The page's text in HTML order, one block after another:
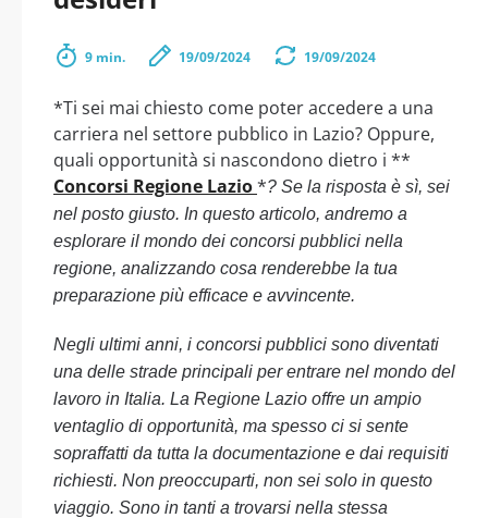
9 min. 19/09/2024 19/09/2024
*Ti sei mai chiesto come poter accedere a una
carriera nel settore pubblico in Lazio? Oppure,
quali opportunità si nascondono dietro i **
Concorsi Regione Lazio*? Se la risposta è sì, sei
nel posto giusto. In questo articolo, andremo a
esplorare il mondo dei concorsi pubblici nella
regione, analizzando cosa renderebbe la tua
preparazione più efficace e avvincente.
Negli ultimi anni, i concorsi pubblici sono diventati
una delle strade principali per entrare nel mondo del
lavoro in Italia. La Regione Lazio offre un ampio
ventaglio di opportunità, ma spesso ci si sente
sopraffatti da tutta la documentazione e dai requisiti
richiesti. Non preoccuparti, non sei solo in questo
viaggio. Sono in tanti a trovarsi nella stessa